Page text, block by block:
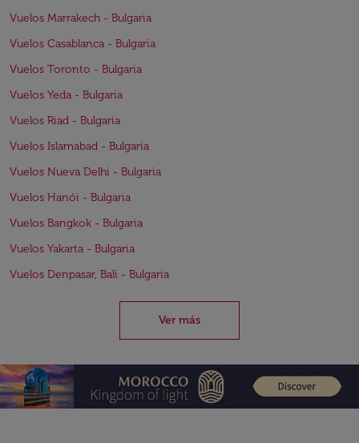
Vuelos Marrakech - Bulgaria
Vuelos Casablanca - Bulgaria
Vuelos Toronto - Bulgaria
Vuelos Yeda - Bulgaria
Vuelos Riad - Bulgaria
Vuelos Islamabad - Bulgaria
Vuelos Nueva Delhi - Bulgaria
Vuelos Hanói - Bulgaria
Vuelos Bangkok - Bulgaria
Vuelos Yakarta - Bulgaria
Vuelos Denpasar, Bali - Bulgaria
Ver más